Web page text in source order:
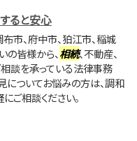
ると安心
市、府中市、狛江市、稲城
の皆様から、相続、不動産、
談を承っている法律事務
についてお悩みの方は、調和
ご相談ください。